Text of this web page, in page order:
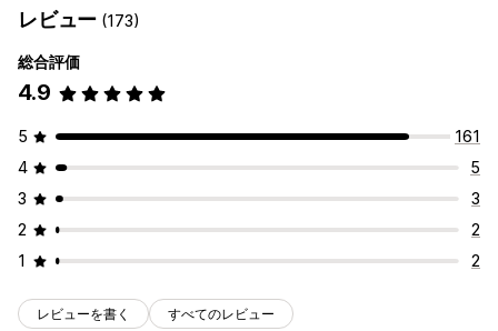
レビュー (173)
総合評価
4.9
5
161
4
5
3
3
2
2
1
2
レビューを書く すべてのレビュー